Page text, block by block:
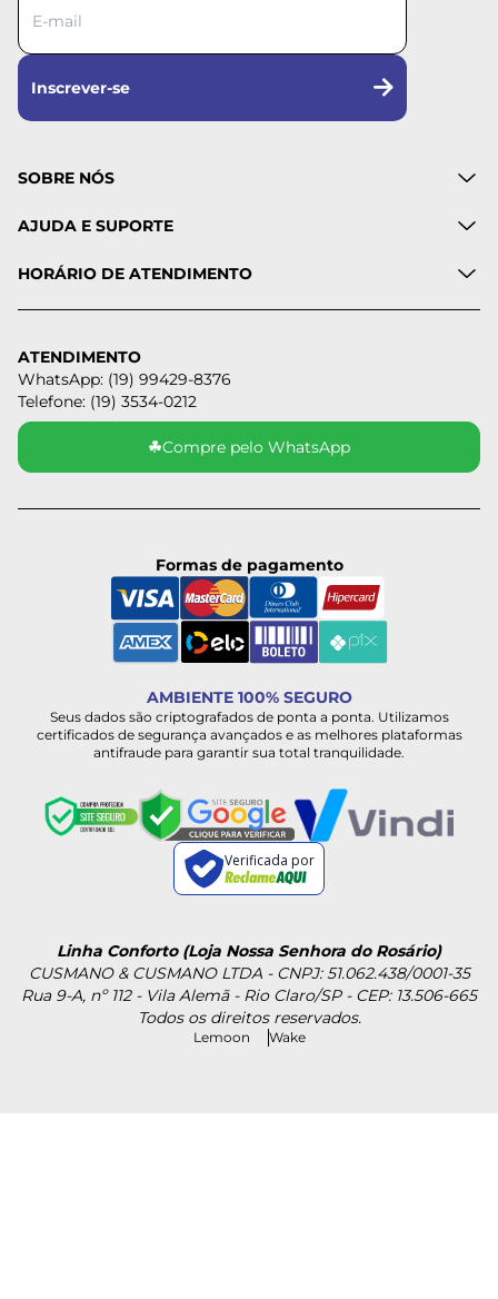
Inscrever-se
SOBRE NÓS
AJUDA E SUPORTE
HORÁRIO DE ATENDIMENTO
ATENDIMENTO
WhatsApp: (19) 99429-8376
Telefone: (19) 3534-0212
☘Compre pelo WhatsApp
Formas de pagamento
AMBIENTE 100% SEGURO
Seus dados são criptografados de ponta a ponta. Utilizamos
certificados de segurança avançados e as melhores plataformas
antifraude para garantir sua total tranquilidade.
Verificada por
Linha Conforto (Loja Nossa Senhora do Rosário)
CUSMANO & CUSMANO LTDA - CNPJ: 51.062.438/0001-35
Rua 9-A, nº 112 - Vila Alemã - Rio Claro/SP - CEP: 13.506-665
Todos os direitos reservados.
Lemoon Wake